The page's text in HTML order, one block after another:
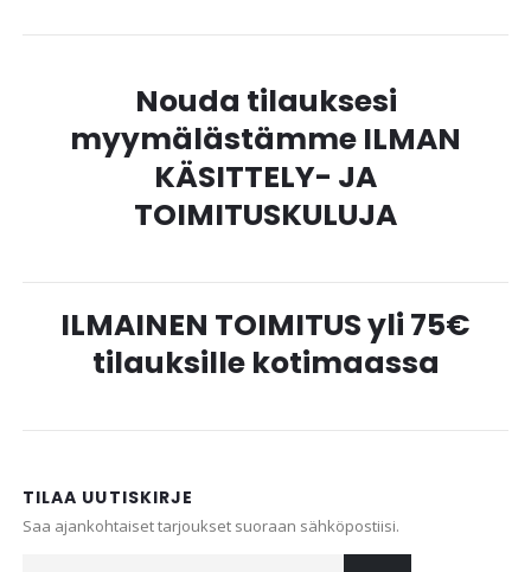
Nouda tilauksesi
myymälästämme ILMAN
KÄSITTELY- JA
TOIMITUSKULUJA
ILMAINEN TOIMITUS yli 75€
tilauksille kotimaassa
TILAA UUTISKIRJE
Saa ajankohtaiset tarjoukset suoraan sähköpostiisi.